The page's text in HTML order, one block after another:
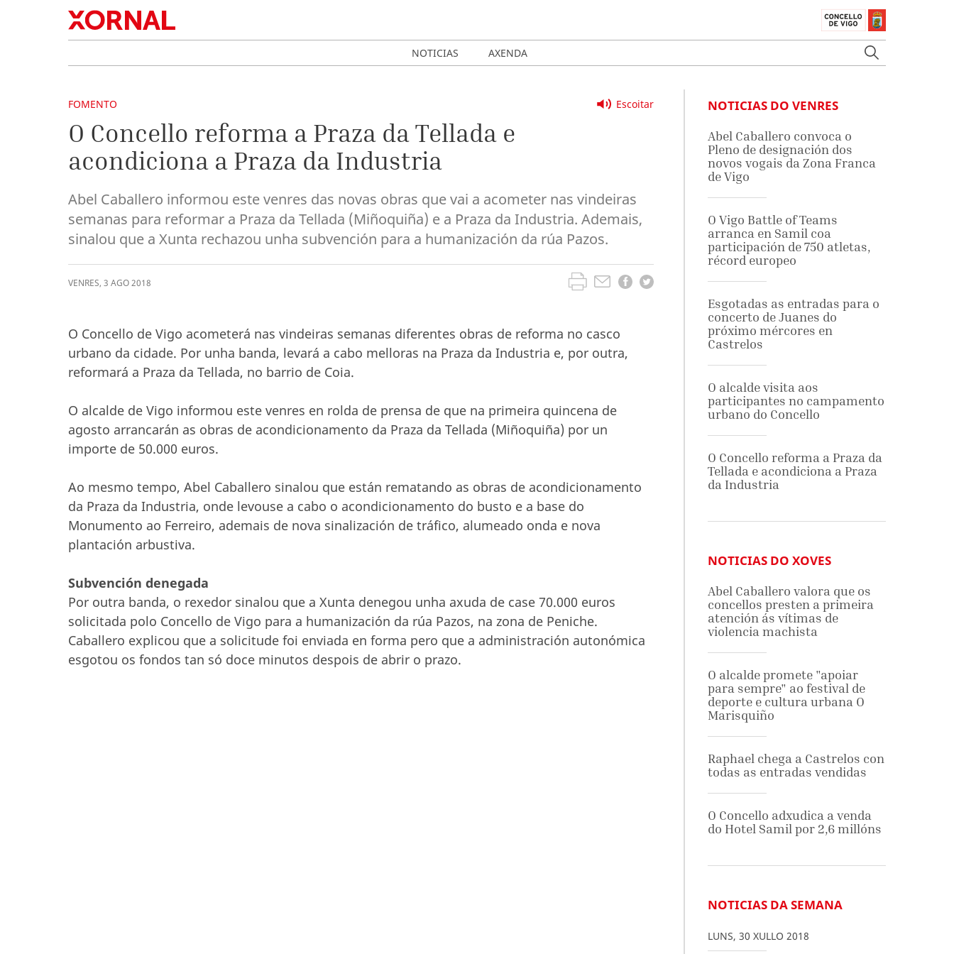
NOTICIAS AXENDA
Escoitar
FOMENTO
O Concello reforma a Praza da Tellada e
acondiciona a Praza da Industria
Abel Caballero informou este venres das novas obras que vai a acometer nas vindeiras
semanas para reformar a Praza da Tellada (Miñoquiña) e a Praza da Industria. Ademais,
sinalou que a Xunta rechazou unha subvención para a humanización da rúa Pazos.
VENRES, 3 AGO2018
O Concello de Vigo acometerá nas vindeiras semanas diferentes obras de reforma no casco
urbano da cidade. Por unha banda, levará a cabo melloras na Praza da Industria e, por outra,
reformará a Praza da Tellada, no barrio de Coia.
O alcalde de Vigo informou este venres en rolda de prensa de que na primeira quincena de
agosto arrancarán as obras de acondicionamento da Praza da Tellada (Miñoquiña) por un
importe de 50.000 euros.
Ao mesmo tempo, Abel Caballero sinalou que están rematando as obras de acondicionamento
da Praza da Industria, onde levouse a cabo o acondicionamento do busto e a base do
Monumento ao Ferreiro, ademais de nova sinalización de tráfico, alumeado onda e nova
plantación arbustiva.
Subvención denegada
Por outra banda, o rexedor sinalou que a Xunta denegou unha axuda de case 70.000 euros
solicitada polo Concello de Vigo para a humanización da rúa Pazos, na zona de Peniche.
Caballero explicou que a solicitude foi enviada en forma pero que a administración autonómica
esgotou os fondos tan só doce minutos despois de abrir o prazo.
NOTICIAS DO VENRES
Abel Caballero convoca o
Pleno de designación dos
novos vogais da Zona Franca
de Vigo
O Vigo Battle of Teams
arranca en Samil coa
participación de 750 atletas,
récord europeo
Esgotadas as entradas para o
concerto de Juanes do
próximo mércores en
Castrelos
O alcalde visita aos
participantes no campamento
urbano do Concello
O Concello reforma a Praza da
Tellada e acondiciona a Praza
da Industria
NOTICIAS DO XOVES
Abel Caballero valora que os
concellos presten a primeira
atención ás vítimas de
violencia machista
O alcalde promete "apoiar
para sempre" ao festival de
deporte e cultura urbana O
Marisquiño
Raphael chega a Castrelos con
todas as entradas vendidas
O Concello adxudica a venda
do Hotel Samil por 2,6 millóns
NOTICIAS DA SEMANA
LUNS, 30 XULLO 2018